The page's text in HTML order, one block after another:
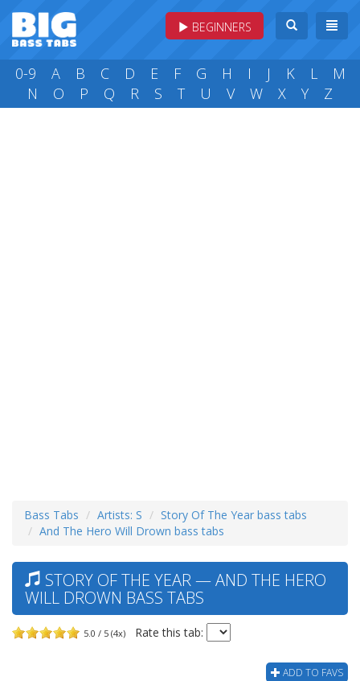
BEGINNERS
0-9 A B C D E F G H I J K L
M
N
O P Q R S T U V W X Y Z
Bass Tabs Artists: S
Story Of The Year bass tabs
And The Hero Will Drown bass tabs
STORY OF THE YEAR — AND THE HERO
WILL DROWN BASS TABS
5.0 / 5 (4x) Rate this tab:
ADD TO FAVS